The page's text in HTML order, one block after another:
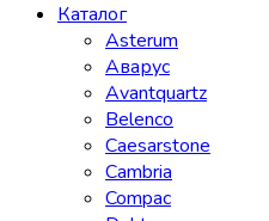
Каталог
Asterum
Аварус
Avantquartz
Belenco
Caesarstone
Cambria
Compac